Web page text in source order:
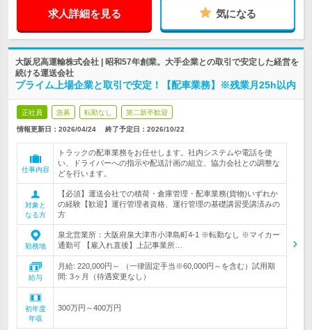
求人詳細を見る 気になる
大阪尼高運輸株式会社 | 昭和57年創業。大手企業との取引で安定した経営を
続ける運送会社
プライム上場企業と取引で安定！【配車業務】※残業月25h以内
正社員 急募 転勤なし 第二新卒歓迎
情報更新日：2026/04/24 終了予定日： 2026/10/22
仕事内容
トラックの配車業務をお任せします。社内システムや電話を使
い、ドライバーへの指示や配送計画の組立、協力会社との調整な
どを行います。
対象と
なる方
【必須】運送会社での積荷・倉庫管理・配車業務(貨物)いずれか
の経験【歓迎】運行管理者資格、運行管理の基礎講習受講済みの
方
勤務地
泉北営業所：大阪府泉大津市小津島町4-1 ※転勤なし ※マイカー
通勤可 【雇入れ直後】上記事業所…
給与
月給: 220,000円～ （一律固定手当※60,000円～を含む）試用期
間: 3ヶ月（待遇変更なし）
初年度
年収
300万円～400万円